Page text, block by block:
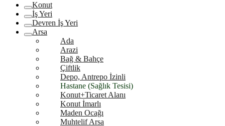
Konut
İş Yeri
Devren İş Yeri
Arsa
Ada
Arazi
Bağ & Bahçe
Çiftlik
Depo, Antrepo İzinli
Hastane (Sağlık Tesisi)
Konut+Ticaret Alanı
Konut İmarlı
Maden Ocağı
Muhtelif Arsa